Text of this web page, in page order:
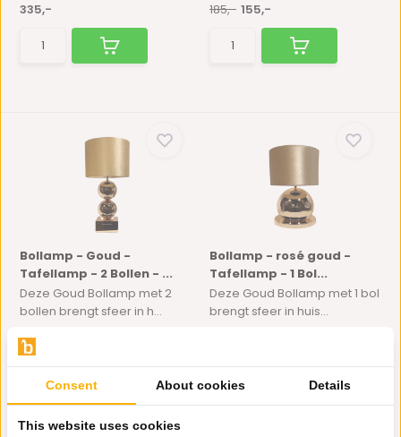
335,-
185,- 155,-
Bollamp - Goud -
Tafellamp - 2 Bollen - ...
Deze Goud Bollamp met 2
bollen brengt sfeer in h...
Niet op voorraad
165,-
Bollamp - rosé goud -
Tafellamp - 1 Bol...
Deze Goud Bollamp met 1 bol
brengt sfeer in huis...
Consent About cookies Details
This website uses cookies